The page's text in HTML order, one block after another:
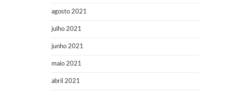
agosto 2021
julho 2021
junho 2021
maio 2021
abril 2021